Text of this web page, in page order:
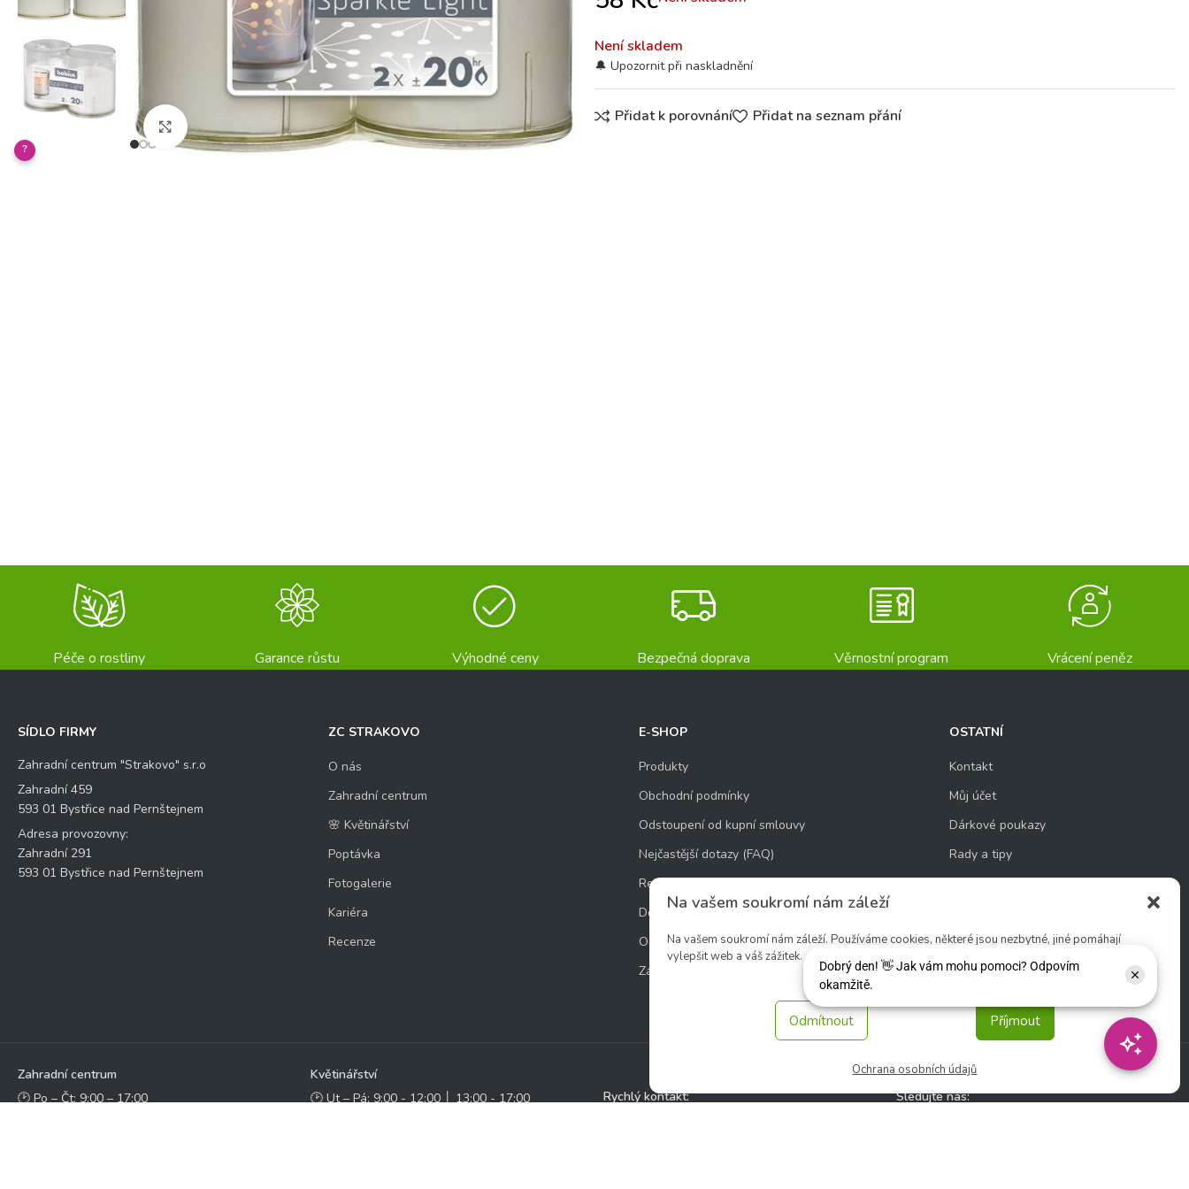
Na vašem soukromí nám záleží
Na vašem soukromí nám záleží. Používáme cookies, některé jsou nezbytné, jiné pomáhají
vylepšit web a váš zážitek.
Příjmout
Odmítnout
Ochrana osobních údajů
Klikněte pro zvětšení
?
Není skladem
Přidat k porovnání Přidat na seznam přání
Péče o rostliny Garance růstu Výhodné ceny Bezpečná doprava Věrnostní program Vrácení peněz
SÍDLO FIRMY
Zahradní centrum "Strakovo" s.r.o
Zahradní 459
593 01 Bystřice nad Pernštejnem
Adresa provozovny:
Zahradní 291
593 01 Bystřice nad Pernštejnem
ZC STRAKOVO
O nás
Zahradní centrum
🌸 Květinářství
Poptávka
Fotogalerie
Kariéra
Recenze
E-SHOP
Produkty
Obchodní podmínky
Odstoupení od kupní smlouvy
Nejčastější dotazy (FAQ)
Reklamace
Doprava, platba a balné
Ochrana osobních údajů
Zásady používání souborů cookie
OSTATNÍ
Kontakt
Můj účet
Dárkové poukazy
Rady a tipy
Novinky
Zahradní centrum
🕑 Po – Čt: 9:00 – 17:00
Květinářství
🕑 Ut – Pá: 9:00 - 12:00 │ 13:00 - 17:00
Rychlý kontakt:
Sledujte nás: